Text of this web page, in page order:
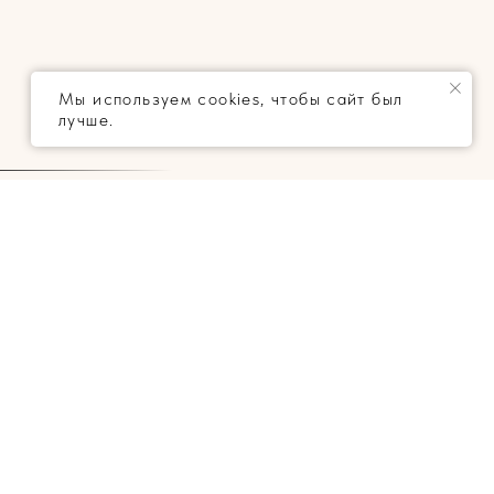
Мы используем cookies, чтобы сайт был
лучше.